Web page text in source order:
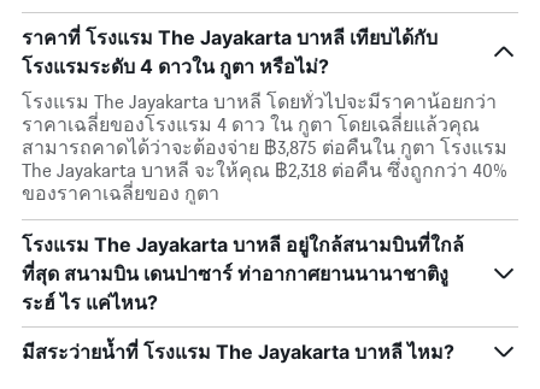
ราคาที่ โรงแรม The Jayakarta บาหลี เทียบได้กับ
โรงแรมระดับ 4 ดาวใน กูตา หรือไม่?
โรงแรม The Jayakarta บาหลี โดยทั่วไปจะมีราคาน้อยกว่า
ราคาเฉลี่ยของโรงแรม 4 ดาว ใน กูตา โดยเฉลี่ยแล้วคุณ
สามารถคาดได้ว่าจะต้องจ่าย ฿3,875 ต่อคืนใน กูตา โรงแรม
The Jayakarta บาหลี จะให้คุณ ฿2,318 ต่อคืน ซึ่งถูกกว่า 40%
ของราคาเฉลี่ยของ กูตา
โรงแรม The Jayakarta บาหลี อยู่ใกล้สนามบินที่ใกล้
ที่สุด สนามบิน เดนปาซาร์ ท่าอากาศยานนานาชาติงู
ระฮ์ ไร แค่ไหน?
มีสระว่ายน้ำที่ โรงแรม The Jayakarta บาหลี ไหม?